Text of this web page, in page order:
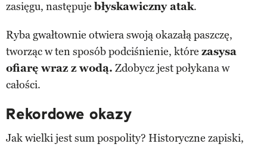
zasięgu, następujebłyskawiczny atak.
Ryba gwałtownie otwiera swoją okazałą paszczę,
tworząc w ten sposób podciśnienie, które zasysa
ofiarę wraz z wodą. Zdobycz jest połykana w
całości.
Rekordowe okazy
Jak wielki jest sum pospolity? Historyczne zapiski,